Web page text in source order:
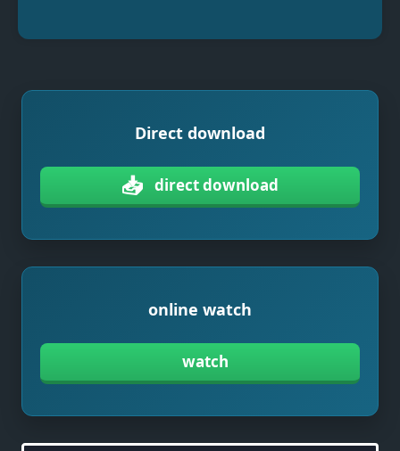
Direct download
📥 direct download
online watch
watch